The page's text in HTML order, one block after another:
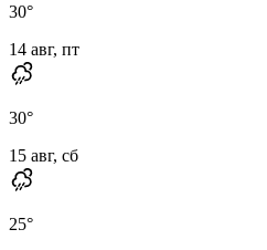
30°
14 авг, пт
30°
15 авг, сб
25°